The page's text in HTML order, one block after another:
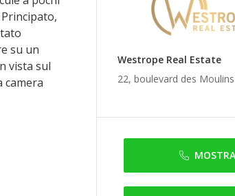
Westrope Real Estate
22, boulevard des
su un
vista sul
camera